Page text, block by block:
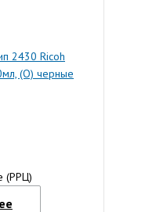
2430 Ricoh
(О) черные
(РРЦ)